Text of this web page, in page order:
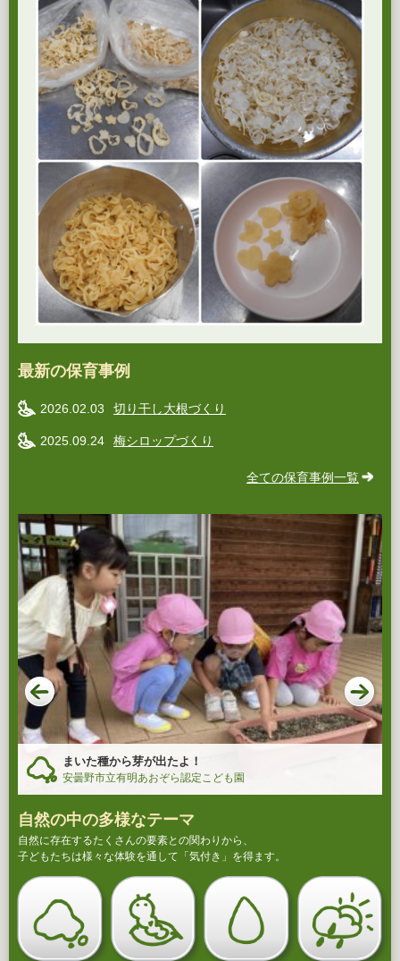
最新の保育事例
2026.02.03 切り干し大根づくり
2025.09.24 梅シロップづくり
全ての保育事例一覧
まいた種から芽が出たよ！
安曇野市立有明あおぞら認定こども園
自然の中の多様なテーマ
自然に存在するたくさんの要素との関わりから、
子どもたちは様々な体験を通して「気付き」を得ます。